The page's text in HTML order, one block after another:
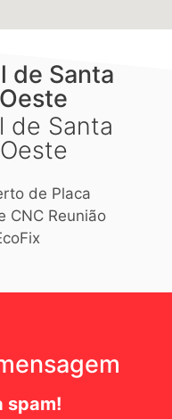
de Santa
de Santa
spam!